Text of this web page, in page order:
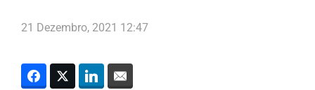
21 Dezembro, 2021 12:47